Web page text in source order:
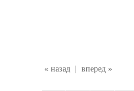
« назад | вперед »